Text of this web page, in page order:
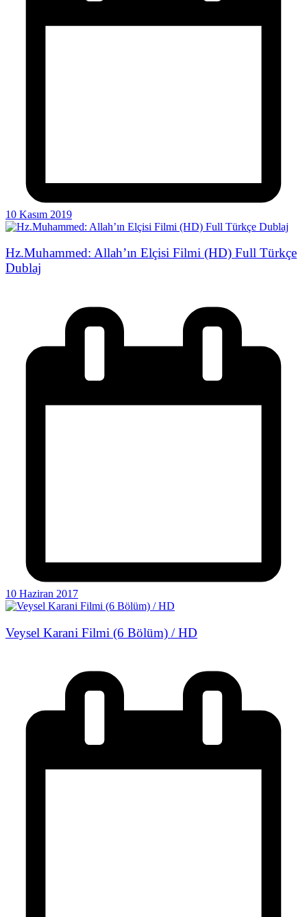
10 Kasım 2019
Hz.Muhammed: Allah’ın Elçisi Filmi (HD) Full Türkçe
Dublaj
10 Haziran 2017
Veysel Karani Filmi (6 Bölüm) / HD